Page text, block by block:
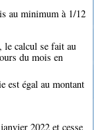
au minimum à 1/12
le calcul se fait au
du mois en
est égal au montant
2022 et cesse